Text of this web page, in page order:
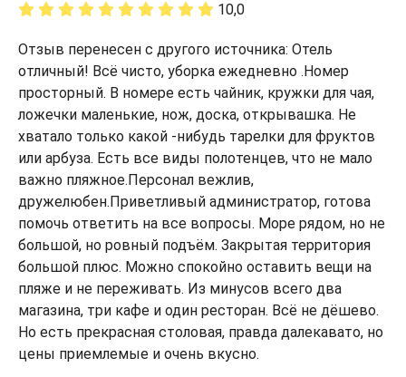
10,0
Отзыв перенесен с другого источника: Отель
отличный! Всё чисто, уборка ежедневно .Номер
просторный. В номере есть чайник, кружки для чая,
ложечки маленькие, нож, доска, открывашка. Не
хватало только какой -нибудь тарелки для фруктов
или арбуза. Есть все виды полотенцев, что не мало
важно пляжное.Персонал вежлив,
дружелюбен.Приветливый администратор, готова
помочь ответить на все вопросы. Море рядом, но не
большой, но ровный подъём. Закрытая территория
большой плюс. Можно спокойно оставить вещи на
пляже и не переживать. Из минусов всего два
магазина, три кафе и один ресторан. Всё не дёшево.
Но есть прекрасная столовая, правда далекавато, но
цены приемлемые и очень вкусно.